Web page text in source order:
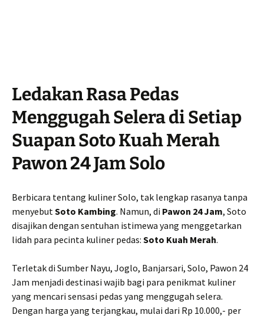
Ledakan Rasa Pedas
Menggugah Selera di Setiap
Suapan Soto Kuah Merah
Pawon 24 Jam Solo
Berbicara tentang kuliner Solo, tak lengkap rasanya tanpa
menyebutSoto Kambing. Namun, di Pawon 24 Jam, Soto
disajikan dengan sentuhan istimewa yang menggetarkan
lidah para pecinta kuliner pedas: Soto Kuah Merah.
Terletak di Sumber Nayu, Joglo, Banjarsari, Solo, Pawon 24
Jam menjadi destinasi wajib bagi para penikmat kuliner
yang mencari sensasi pedas yang menggugah selera.
Dengan harga yang terjangkau, mulai dari Rp 10.000,- per